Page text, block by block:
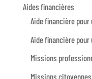
Aides financières
Aide financière
Aide financière
Missions
Missions citoyennes